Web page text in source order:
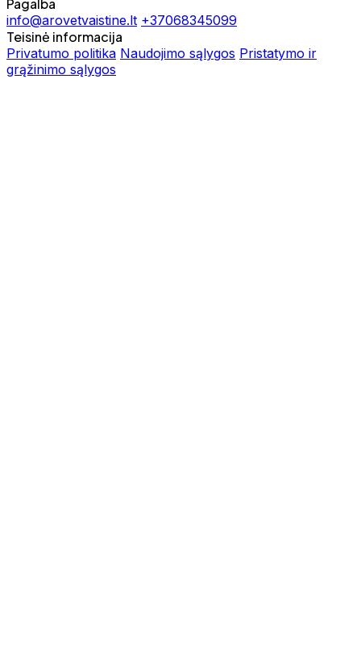
info@arovetvaistine.lt +37068345099
Teisinė informacija
Privatumo politika Naudojimo sąlygos Pristatymo ir
grąžinimo sąlygos